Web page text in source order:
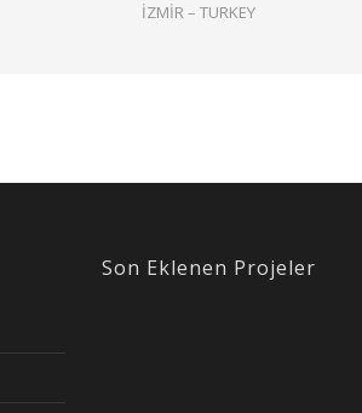
İZMİR – TURKEY
Son Eklenen Projeler